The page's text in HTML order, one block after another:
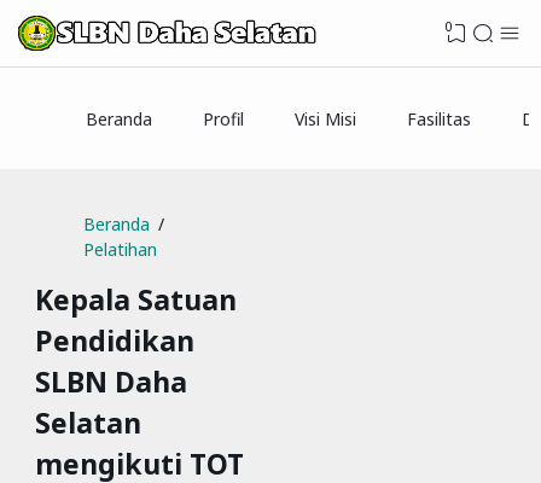
0
Beranda Profil Visi Misi Fasilitas
Beranda
Pelatihan
Kepala Satuan
Pendidikan
SLBN Daha
Selatan
mengikuti TOT